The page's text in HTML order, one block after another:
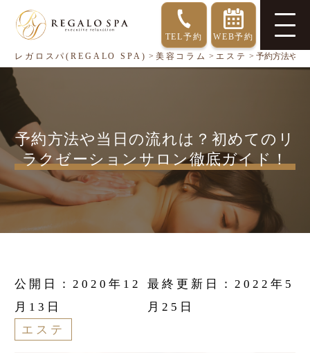
TEL予約
WEB予約
レガロスパ(REGALO SPA) > 美容コラム > エステ > 予約方法や当
予約方法や当日の流れは？初めてのリ
ラクゼーションサロン徹底ガイド！
公開日： 2020年12
月13日
最終更新日： 2022年5
月25日
エステ